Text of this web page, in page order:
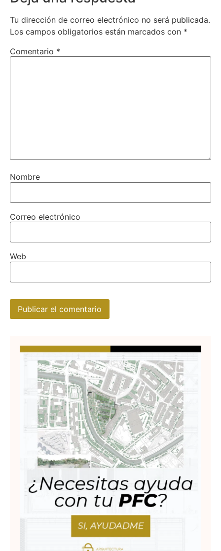
Tu dirección de correo electrónico no será publicada.
Los campos obligatorios están marcados con *
Comentario *
Nombre
Correo electrónico
Web